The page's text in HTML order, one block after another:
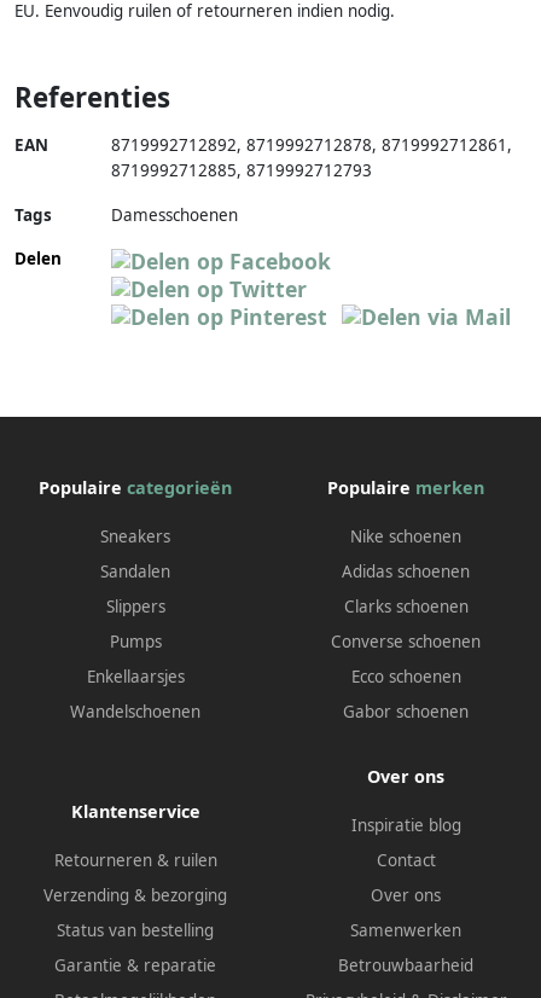
EU. Eenvoudig ruilen of retourneren indien nodig.
Referenties
EAN 8719992712892, 8719992712878, 8719992712861 ,
8719992712885, 8719992712793
Tags
Damesschoenen
Delen
Populaire categorieën
Sneakers
Sandalen
Slippers
Pumps
Enkellaarsjes
Wandelschoenen
Populaire merken
Nike schoenen
Adidas schoenen
Clarks schoenen
Converse schoenen
Ecco schoenen
Gabor schoenen
Klantenservice
Retourneren & ruilen
Verzending & bezorging
Status van bestelling
Garantie & reparatie
Over ons
Inspiratie blog
Contact
Over ons
Samenwerken
Betrouwbaarheid